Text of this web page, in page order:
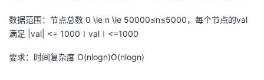
数据范围：节点总数 0 \le n \le 50000≤n≤5000，每个节点的val
满足 |val| <= 1000∣val∣<=1000
要求：时间复杂度 O(nlogn)O(nlogn)